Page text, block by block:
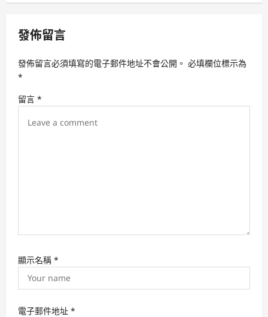
v
g
t
發佈留言
發佈留言必須填寫的電子郵件地址不會公開。 必填欄位標示為
*
留言 *
顯示名稱 *
電子郵件地址 *